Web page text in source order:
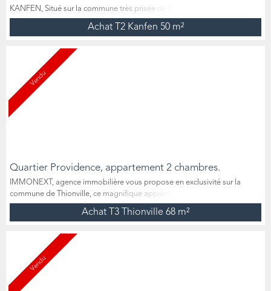
KANFEN, Situé sur la commune très prisée de Kanfen, à seulement
quelques minutes de la frontière luxembourgeoise, découvrez ce
superbe appartement 2 pièces de 50 m², en rez-de-chaussée, au sein
consommation énergétique (classe C) et son excellent potent...
Achat T2 Kanfen 50 m²
Vendu
Quartier Providence, appartement 2 chambres.
IMMONEXT, agence immobilière vous propose en exclusivité sur la
commune de Thionville, ce magnifique appartement entièrement rénové
de 68 m2 habitable de Type 3, idéalement situé dans une rue très calme,
à 2 pas de la Providence, du centre ville, commerces et autres
immeuble, cet appartement sans aucun travaux à prévoir, b...
Achat T3 Thionville 68 m²
Vendu